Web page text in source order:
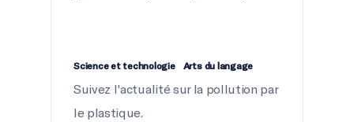
Science et technologie Arts du langage
Suivez l'actualité sur la pollution par
le plastique.